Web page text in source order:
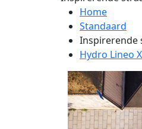
Home
Standaard
Inspirerende
Hydro Lineo